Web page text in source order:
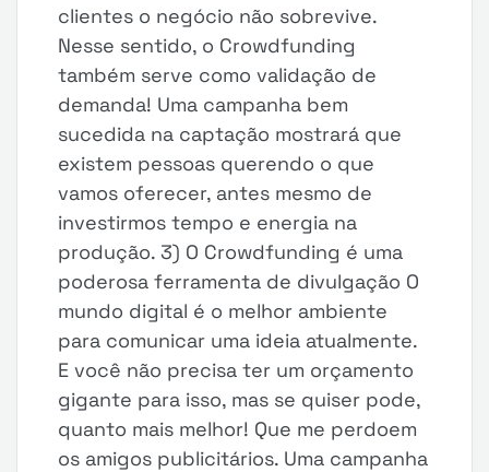
clientes o negócio não sobrevive.
Nesse sentido, o Crowdfunding
também serve como validação de
demanda! Uma campanha bem
sucedida na captação mostrará que
existem pessoas querendo o que
vamos oferecer, antes mesmo de
investirmos tempo e energia na
produção. 3) O Crowdfunding é uma
poderosa ferramenta de divulgação O
mundo digital é o melhor ambiente
para comunicar uma ideia atualmente.
E você não precisa ter um orçamento
gigante para isso, mas se quiser pode,
quanto mais melhor! Que me perdoem
os amigos publicitários. Uma campanha